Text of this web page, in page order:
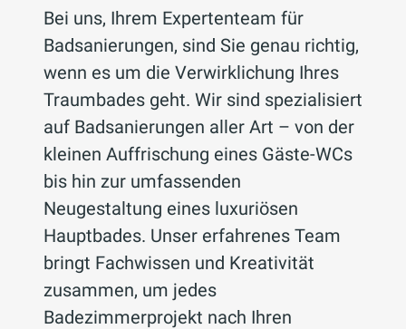
Bei uns, Ihrem Expertenteam für
Badsanierungen, sind Sie genau richtig,
wenn es um die Verwirklichung Ihres
Traumbades geht. Wir sind spezialisiert
auf Badsanierungen aller Art – von der
kleinen Auffrischung eines Gäste-WCs
bis hin zur umfassenden
Neugestaltung eines luxuriösen
Hauptbades. Unser erfahrenes Team
bringt Fachwissen und Kreativität
zusammen, um jedes
Badezimmerprojekt nach Ihren